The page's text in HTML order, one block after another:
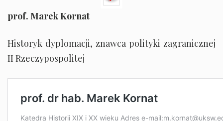
prof. Marek Kornat
Historyk dyplomacji, znawca polityki zagranicznej
II Rzeczypospolitej